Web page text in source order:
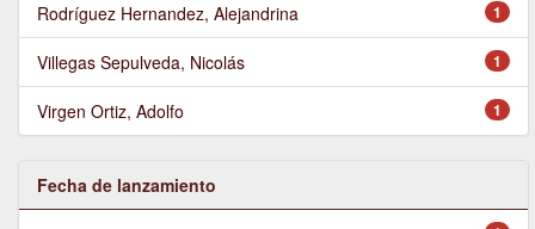
1
Rodríguez Hernandez, Alejandrina
1
Villegas Sepulveda, Nicolás
1
Virgen Ortiz, Adolfo
Fecha de lanzamiento